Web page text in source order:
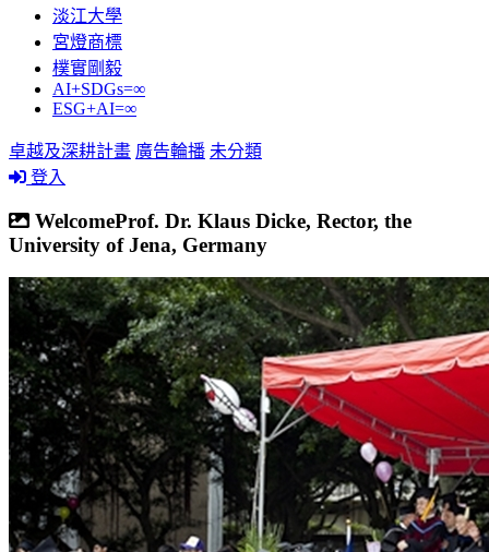
淡江大學
宮燈商標
樸實剛毅
AI+SDGs=∞
ESG+AI=∞
卓越及深耕計畫 廣告輪播 未分類
登入
WelcomeProf. Dr. Klaus Dicke, Rector, the
University of Jena, Germany